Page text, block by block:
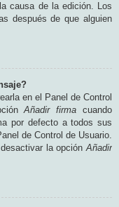
causa de la edición. Los
después de que alguien
en el Panel de Control
Añadir firma cuando
por defecto a todos sus
de Control de Usuario.
desactivar la opciónAñadir